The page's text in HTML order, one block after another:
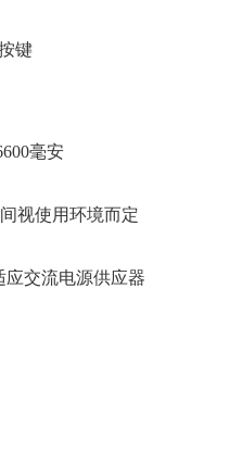
键
毫安
视使用环境而定
应交流电源供应器